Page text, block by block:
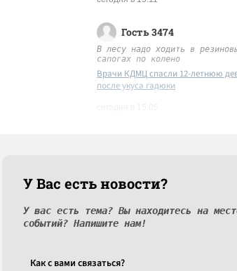
Гость 3474
В лесу надо ходить в
сапогах по колено
Врачи КДМЦ спасли 12-летнюю
после укуса гадюки
У Вас есть новости?
У вас есть тема? Вы находитесь на
событий? Напишите нам!
Как c вами связаться?